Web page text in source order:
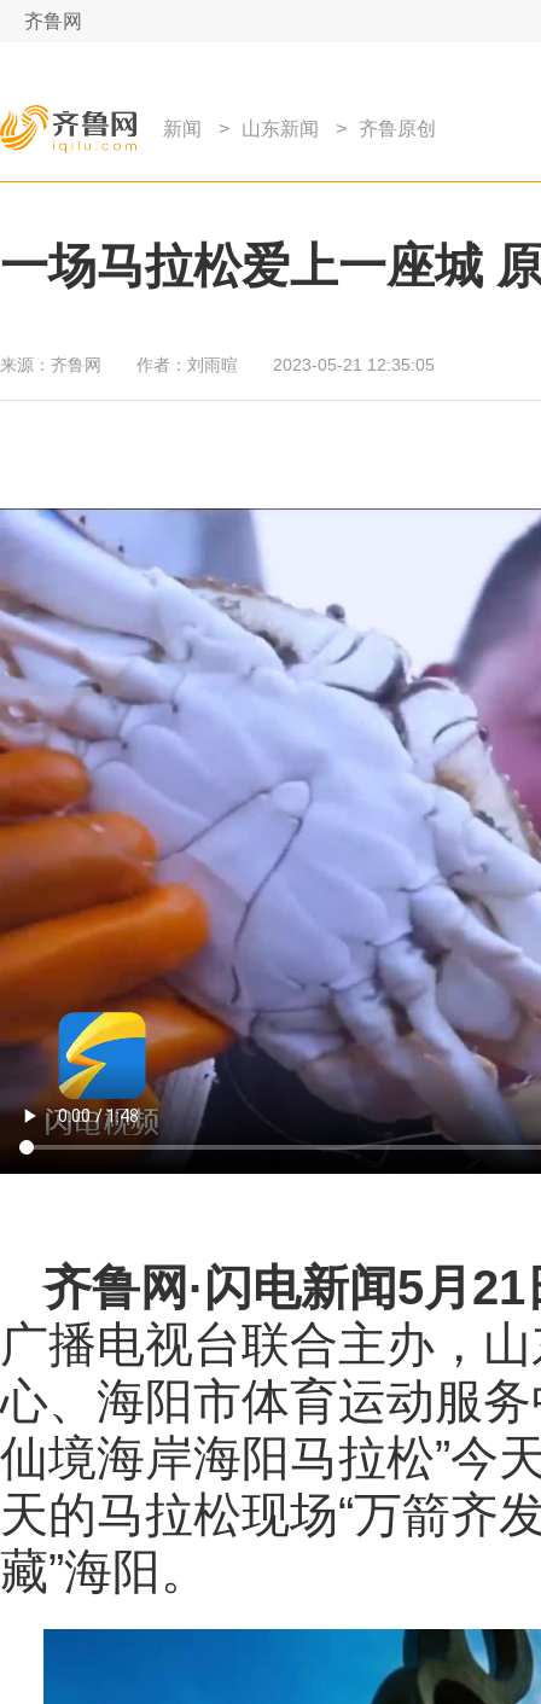
齐鲁网
新闻 > 山东新闻 > 齐鲁原创
一场马拉松爱上一座城
来源： 齐鲁网 作者： 刘雨暄 2023-05-21 12:35:05
齐鲁网 ·闪电新闻5月21
广播电视台联合主办，
心、海阳市体育运动服
仙境海岸海阳马拉松”今
天的马拉松现场“万箭齐
藏”海阳。